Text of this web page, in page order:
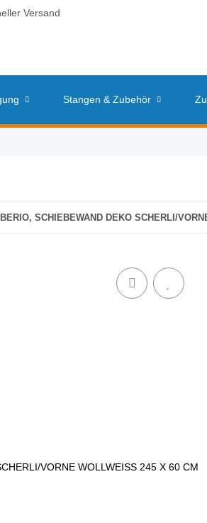
Versand
Stangen & Zubehör
SCHIEBEWAND DEKO SCHERLI/